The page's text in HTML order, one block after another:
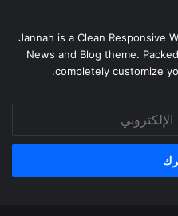
Jannah is a Clean Responsive
News and Blog theme.
completely customize